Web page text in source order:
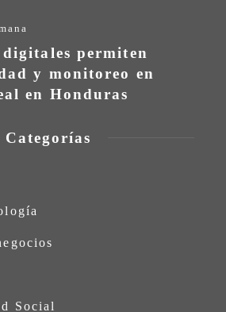
digitales permiten
y monitoreo en
en Honduras
Categorías
Social